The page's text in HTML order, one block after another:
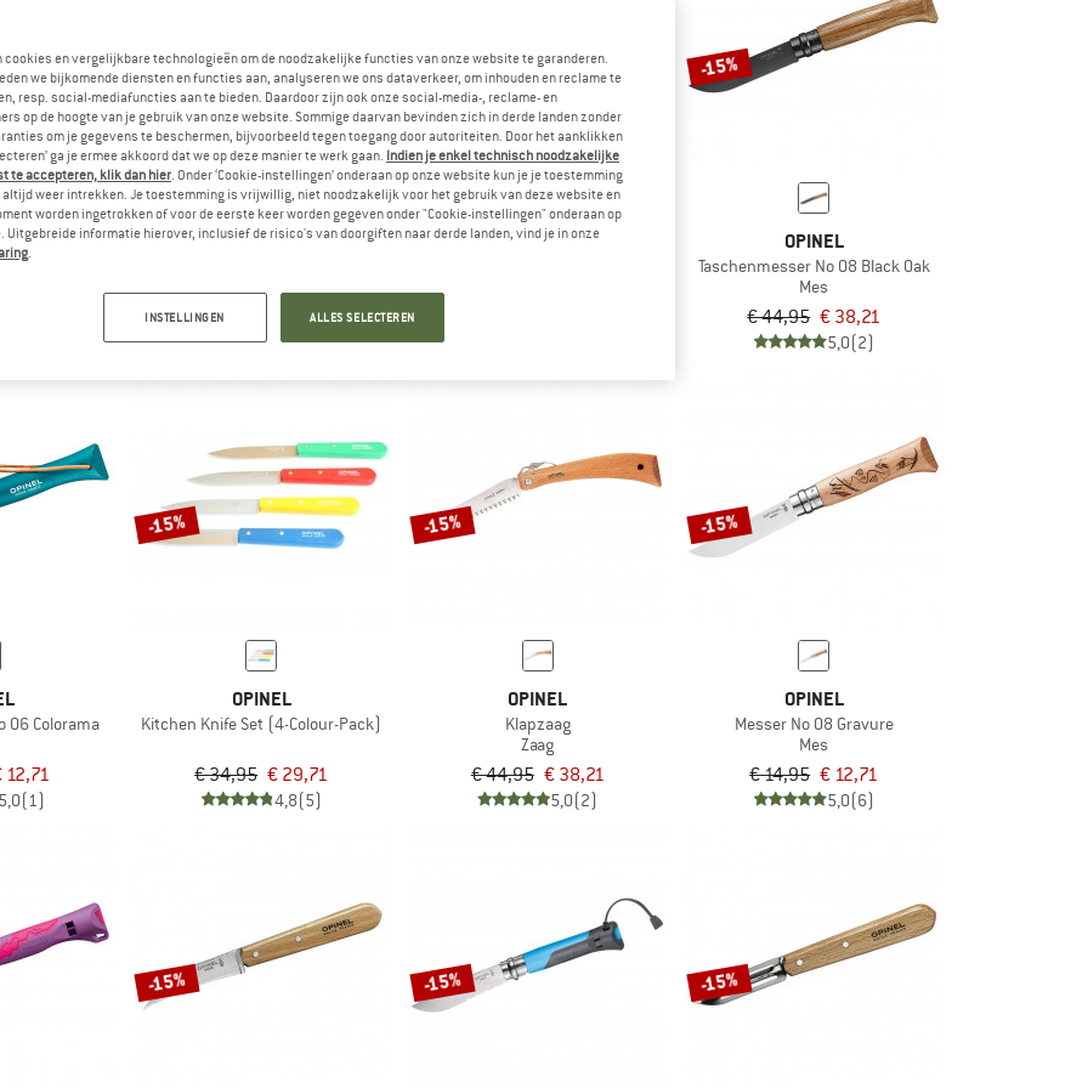
-15%
OPINEL
€ 17,95 € 15,26
5,0(1)
-15%
OPINEL
-15%
OPINEL
Taschenmesser No 08 Black Oak
Mes
€ 44,95 € 38,21
5,0(2)
06 Colorama
12,71
5,0(1)
-15%
OPINEL
Kitchen Knife Set (4-Colour-Pack)
€ 34,95 € 29,71
4,8(5)
-15%
OPINEL
Klapzaag
Zaag
€ 44,95 € 38,21
5,0(2)
-15%
OPINEL
Messer No 08 Gravure
Mes
€ 14,95 € 12,71
5,0(6)
-15% -15% -15%
cookies en vergelijkbare technologieën om de noodzakelijke functies van onze website te garanderen.
we bijkomende diensten en functies aan, analyseren we ons dataverkeer, om inhouden en reclame te
resp. social-mediafuncties aan te bieden. Daardoor zijn ook onze social-media-, reclame- en
op de hoogte van je gebruik van onze website. Sommige daarvan bevinden zich in derde landen zonder
om je gegevens te beschermen, bijvoorbeeld tegen toegang door autoriteiten. Door het aanklikken
ga je ermee akkoord dat we op deze manier te werk gaan. Indien je enkel technisch noodzakelijke
te accepteren, klik dan hier. Onder ‘Cookie-instellingen’ onderaan op onze website kun je je toestemming
altijd weer intrekken. Je toestemming is vrijwillig, niet noodzakelijk voor het gebruik van deze website en
worden ingetrokken of voor de eerste keer worden gegeven onder "Cookie-instellingen" onderaan op
Uitgebreide informatie hierover, inclusief de risico's van doorgiften naar derde landen, vind je in onze
.
INSTELLINGEN ALLES SELECTEREN